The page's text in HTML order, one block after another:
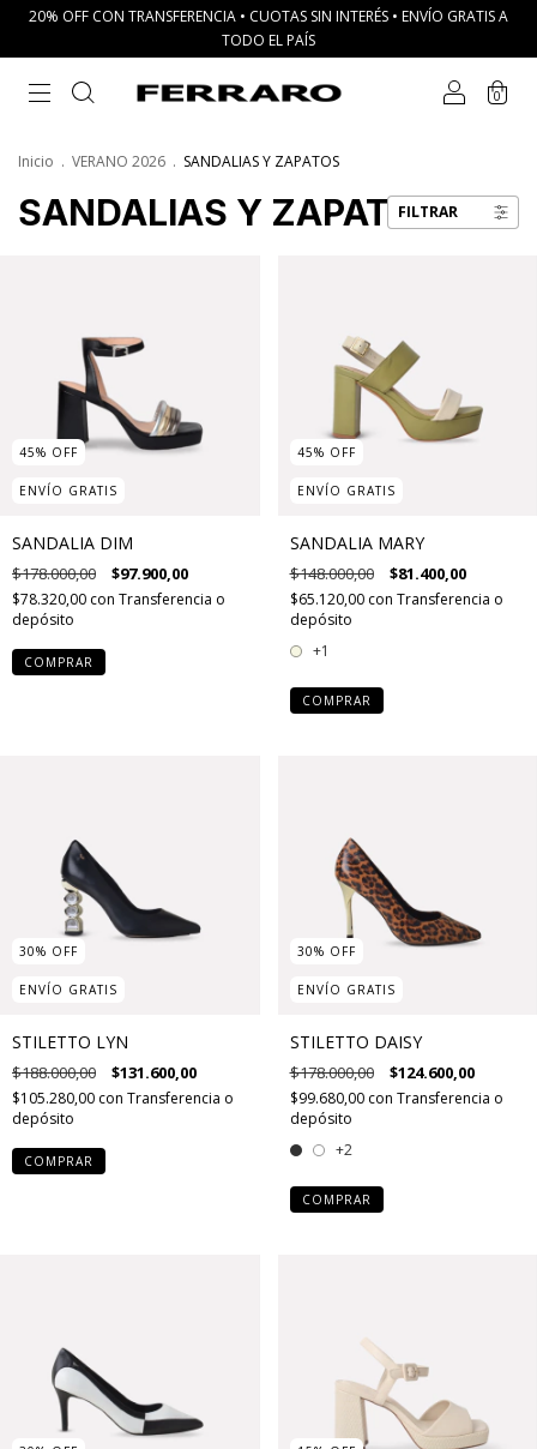
20% OFF CON TRANSFERENCIA • CUOTAS SIN INTERÉS • ENVÍO GRATIS A
TODO EL PAÍS
0
Inicio . VERANO 2026 . SANDALIAS Y ZAPATOS
SANDALIAS Y ZAPATOS
FILTRAR
45% OFF
ENVÍO GRATIS
SANDALIA DIM
$178.000,00 $97.900,00
$78.320,00 con Transferencia o
depósito
COMPRAR
45% OFF
ENVÍO GRATIS
SANDALIA MARY
$148.000,00 $81.400,00
$65.120,00 con Transferencia o
depósito
+1
COMPRAR
30% OFF
ENVÍO GRATIS
STILETTO LYN
$188.000,00 $131.600,00
$105.280,00 con Transferencia o
depósito
COMPRAR
30% OFF
ENVÍO GRATIS
STILETTO DAISY
$178.000,00 $124.600,00
$99.680,00 con Transferencia o
depósito
+2
COMPRAR